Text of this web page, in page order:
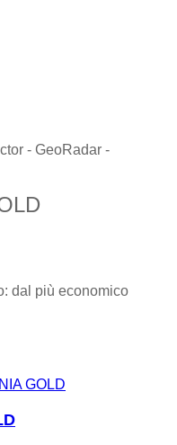
- GeoRadar -
dal più economico